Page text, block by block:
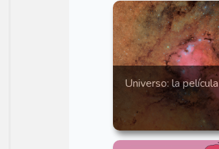
Universo: la película